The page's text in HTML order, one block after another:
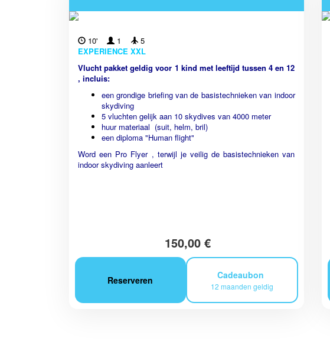
10' 1
5
EXPERIENCE XXL
Vlucht pakket geldig voor 1 kind met leeftijd tussen 4 en 12
, incluis:
een grondige briefing van de basistechnieken van indoor
skydiving
5 vluchten gelijk aan 10 skydives van 4000 meter
huur materiaal (suit, helm, bril)
een diploma "Human flight"
Word een Pro Flyer , terwijl je veilig de basistechnieken van
indoor skydiving aanleert
150,00 €
Reserveren Cadeaubon
12 maanden geldig